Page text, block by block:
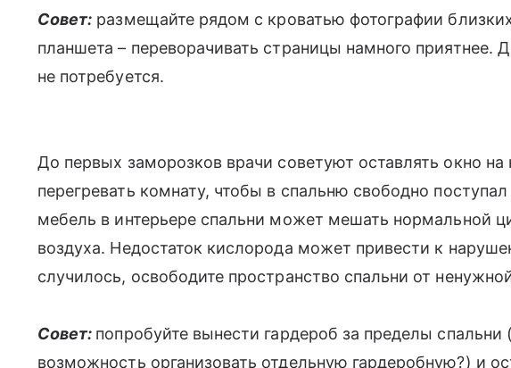
Совет: размещайте рядом с кроватью фотографии
планшета – переворачивать страницы намного приятнее.
не потребуется.
До первых заморозков врачи советуют оставлять окно
перегревать комнату, чтобы в спальню свободно
мебель в интерьере спальни может мешать нормальной
воздуха. Недостаток кислорода может привести к
случилось, освободите пространство спальни от
Совет: попробуйте вынести гардероб за пределы
возможность организовать отдельную гардеробную?) и